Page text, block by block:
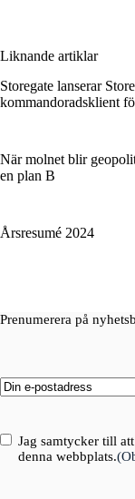
Liknande artiklar
Storegate lanserar
kommandoradsklient
När molnet blir
en plan B
Årsresumé 2024
Prenumerera på
Email (Obligatoriskt)
Consent(Obligatoriskt)
Jag samtycker till
denna webbplats.